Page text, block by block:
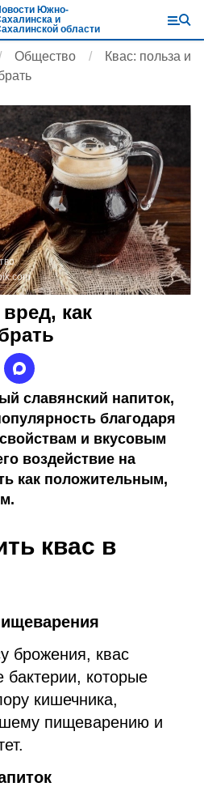
Южно-
и
области
Общество
Квас: польза и
как
славянский напиток,
благодаря
и вкусовым
воздействие на
как положительным,
квас в
брожения, квас
которые
кишечника,
пищеварению и